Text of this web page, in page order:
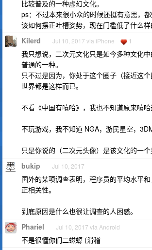
比较普及的一种虚幻文化。
ps：不过本来很小众的时候还挺有意思，都
该如何摆正吐槽姿势，现在门槛低了什么样
Kilerd Jul 10, 2017 via iPhone 1
我只想说，二次元文化只是如今多种文化
普通的一种。
只不过是因为，你处于这个圈子（接近这
世界都是这样而已。
不看《中国有嘻哈》，我也不知道原来嘻
不玩游戏，我不知道 NGA，游民星空，
只是你说的（二次元头像）是该文化的一
bukip Jul 10, 2017
国外的某项调查表明，程序员的平均水平
正相关性。
到底原因是什么也很让调查的人困惑。
Phariel Jul 10, 2017 via Android
不是很懂你们二螆螈 (滑稽